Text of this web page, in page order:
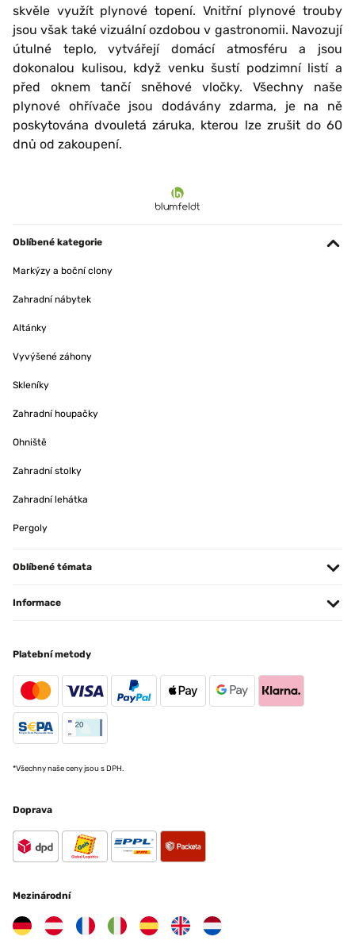
skvěle využít plynové topení. Vnitřní plynové trouby
jsou však také vizuální ozdobou v gastronomii. Navozují
útulné teplo, vytvářejí domácí atmosféru a jsou
dokonalou kulisou, když venku šustí podzimní listí a
před oknem tančí sněhové vločky. Všechny naše
plynové ohřívače jsou dodávány zdarma, je na ně
poskytována dvouletá záruka, kterou lze zrušit do 60
dnů od zakoupení.
Oblíbené kategorie
Markýzy a boční clony
Zahradní nábytek
Altánky
Vyvýšené záhony
Skleníky
Zahradní houpačky
Ohniště
Zahradní stolky
Zahradní lehátka
Pergoly
Oblíbené témata
Informace
Platební metody
*Všechny naše ceny jsou s DPH.
Doprava
Mezinárodní